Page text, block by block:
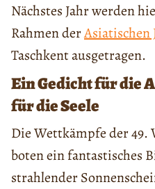
Nächstes Jahr werden
Rahmen derAsiatischen
Taschkent ausgetragen.
Ein Gedicht für die
für die Seele
Die Wettkämpfe der 49.
boten ein fantastisches
strahlender